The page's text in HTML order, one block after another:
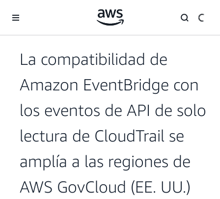
La compatibilidad de
Amazon EventBridge con
los eventos de API de solo
lectura de CloudTrail se
amplía a las regiones de
AWS GovCloud (EE. UU.)